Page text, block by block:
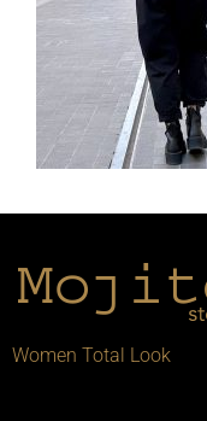
Women Total Look